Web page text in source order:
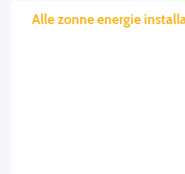
Alle zonne energie